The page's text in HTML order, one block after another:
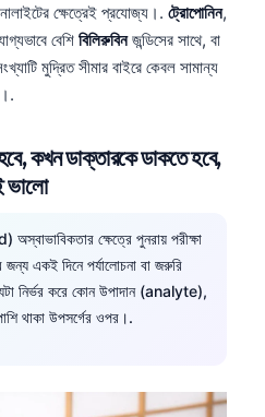
ক্ষেত্রেই প্রযোজ্য।. ট্রোপোনিন,
বেশি বিলিরুবিনজন্ডিসের সাথে, বা
মুদ্রিত সীমার বাইরে কেবল সামান্য
কখন ডাক্তারকে ডাকতে হবে,
ভালো
ক্ষেত্রে পুনরায় পরীক্ষা
একই দিনে পর্যালোচনা বা জরুরি
নির্ভর করে কোন উপাদান (analyte),
থাকা উপসর্গের ওপর।.